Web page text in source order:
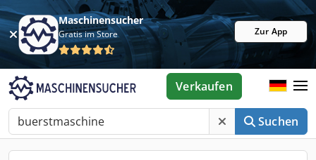
Maschinensucher
Gratis im Store Zur App
Suchen
Verkaufen